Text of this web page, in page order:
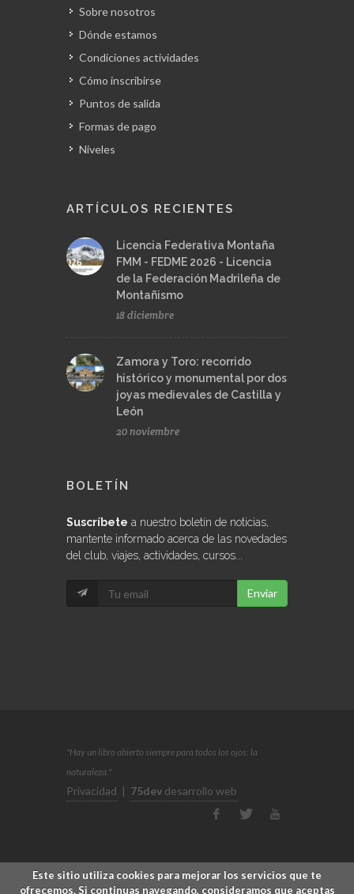
Sobre nosotros
Dónde estamos
Condiciones actividades
Cómo inscribirse
Puntos de salida
Formas de pago
Niveles
ARTÍCULOS RECIENTES
Licencia Federativa Montaña
FMM - FEDME 2026 - Licencia
de la Federación Madrileña de
Montañismo
18 diciembre
Zamora y Toro: recorrido
histórico y monumental por dos
joyas medievales de Castilla y
León
20 noviembre
BOLETÍN
Suscríbete a nuestro boletín de noticias,
mantente informado acerca de las novedades
del club, viajes, actividades, cursos...
Enviar
"Hay un libro abierto siempre para todos los ojos: la
naturaleza."
Privacidad | 75dev desarrollo web
Este sitio utiliza cookies para mejorar los servicios que te
ofrecemos. Si continuas navegando, consideramos que aceptas